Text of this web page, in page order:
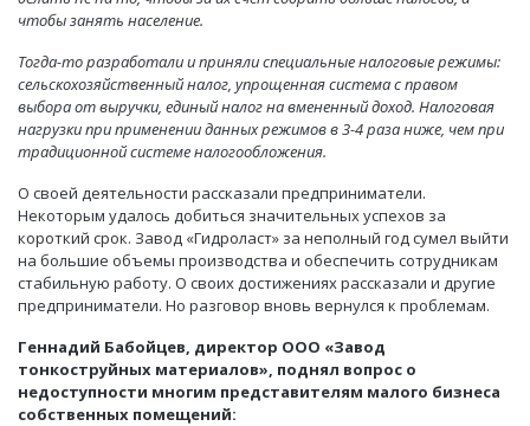
чтобы занять население.
Тогда-то разработали и приняли специальные налоговые режимы:
сельскохозяйственный налог, упрощенная система с правом
выбора от выручки, единый налог на вмененный доход. Налоговая
нагрузки при применении данных режимов в 3-4 раза ниже, чем при
традиционной системе налогообложения.
О своей деятельности рассказали предприниматели.
Некоторым удалось добиться значительных успехов за
короткий срок. Завод «Гидроласт» за неполный год сумел выйти
на большие объемы производства и обеспечить сотрудникам
стабильную работу. О своих достижениях рассказали и другие
предприниматели. Но разговор вновь вернулся к проблемам.
Геннадий Бабойцев, директор ООО «Завод
тонкоструйных материалов», поднял вопрос о
недоступности многим представителям малого бизнеса
собственных помещений: